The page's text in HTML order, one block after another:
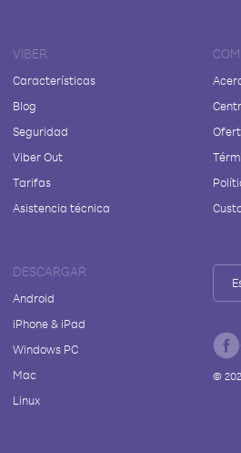
VIBER
Características
Blog
Seguridad
Viber Out
Tarifas
Asistencia técnica
DESCARGAR
Android
iPhone & iPad
Windows PC
Mac
Linux
©